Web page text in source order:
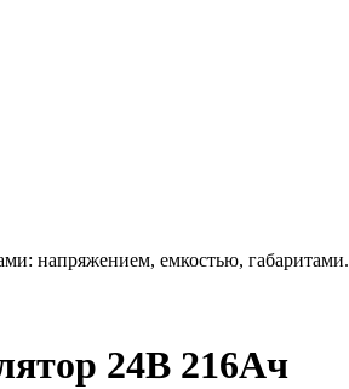
напряжением, емкостью, габаритами.
24В 216Ач